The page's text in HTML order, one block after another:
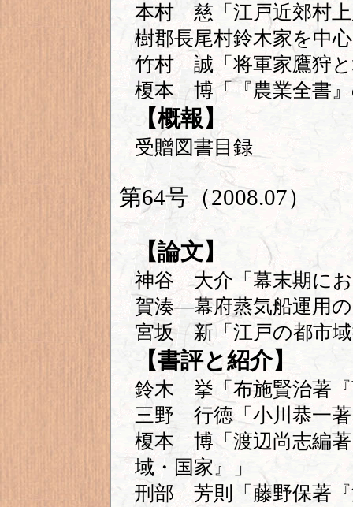
本村 慈「江戸近郊村
樹郡長尾村鈴木家を中
竹村 誠「将軍家鷹狩
榎本 博「『農業全書
【概報】
受贈図書目録
第64号（2008.07）
【論文】
神谷 大介「幕末期に
賀湊―幕府蒸気船運用
宮坂 新「江戸の都市
【書評と紹介】
鈴木 挙「布施賢治著『
三野 行徳「小川恭一
榎本 博「渡辺尚志編著
域・国家』」
刑部 芳則「藤野保著『